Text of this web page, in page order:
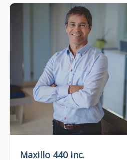
Maxillo 440 inc.